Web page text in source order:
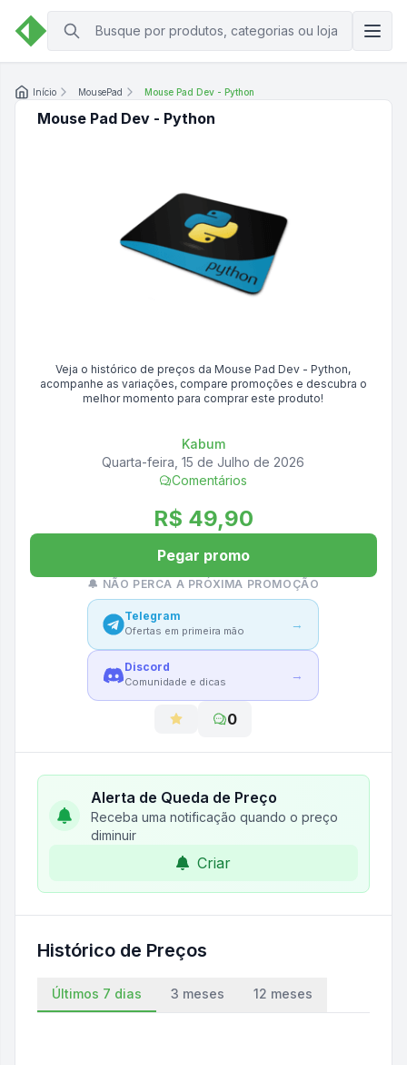
Início MousePad Mouse Pad Dev - Python
Mouse Pad Dev - Python
Veja o histórico de preços daMouse Pad Dev - Python,
acompanhe as variações, compare promoções e descubra o
melhor momento para comprar este produto!
Kabum
Quarta-feira, 15 de Julho de 2026
Comentários
R$ 49,90
Pegar promo
🔔 NÃO PERCA A PRÓXIMA PROMOÇÃO
Telegram
Ofertas em primeira mão →
Discord
Comunidade e dicas →
0
Alerta de Queda de Preço
Receba uma notificação quando o preço
diminuir
Criar
Histórico de Preços
Últimos 7 dias 3 meses 12 meses